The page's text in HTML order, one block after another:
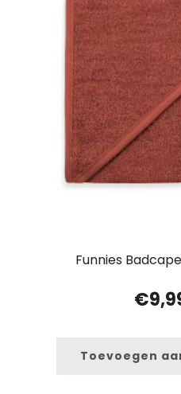
Funnies
€
Toevoegen